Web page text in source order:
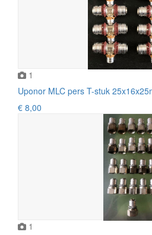
1
Uponor MLC pers T-stuk
€ 8,00
1